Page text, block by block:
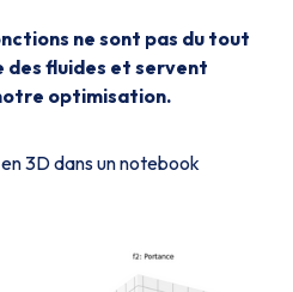
ne sont pas du tout
des fluides et servent
optimisation.
3D dans un notebook